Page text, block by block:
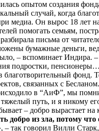
опытом создания
случай, когда
медиа. Он вырос 18 лет
помогать семьям,
письма от
бумажные деньги,
– вспоминает Индира. –
подростки,
благотворительный фонд.
связанных с
в “АиФ”, мы
тяжелый путь, и я никому
– добро вырастает на
добро из зла, потому что
– так говорил Вилли